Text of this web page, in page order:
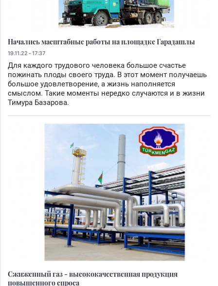
Начались масштабные работы на площадке Гарадашлы
19.11.22 - 17:37
Для каждого трудового человека большое счастье
пожинать плоды своего труда. В этот момент получаешь
большое удовлетворение, а жизнь наполняется
смыслом. Такие моменты нередко случаются и в жизни
Тимура Базарова.
Сжиженный газ - высококачественная продукция
повышенного спроса